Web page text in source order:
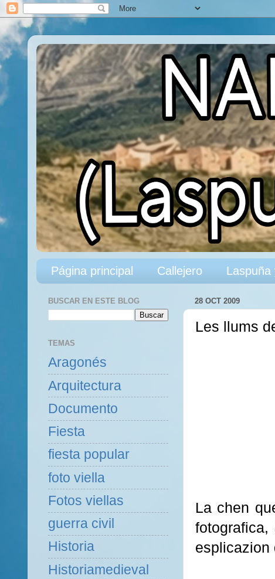
Página principal Callejero Laspuña
28 OCT 2009
Les llums
La chen
esplicazion
BUSCAR EN ESTE BLOG
TEMAS
Aragonés
Arquitectura
Documento
Fiesta
fiesta popular
foto viella
Fotos viellas
guerra civil
Historia
Historiamedieval